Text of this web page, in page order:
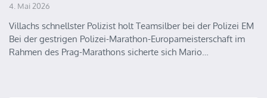
4. Mai 2026
Villachs schnellster Polizist holt Teamsilber bei der Polizei EM
Bei der gestrigen Polizei-Marathon-Europameisterschaft im
Rahmen des Prag-Marathons sicherte sich Mario…